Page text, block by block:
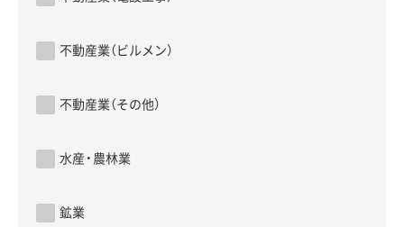
不動産業（ビルメン）
不動産業（その他）
水産・農林業
鉱業